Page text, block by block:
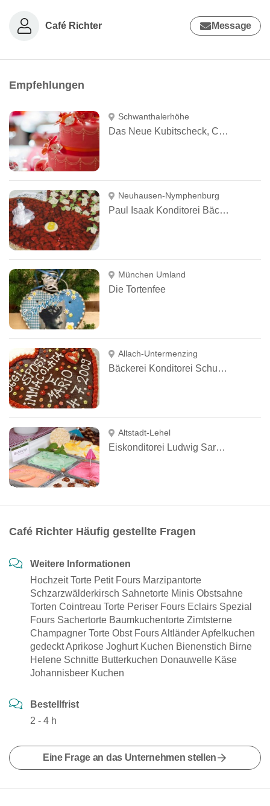
Café Richter Message
Empfehlungen
Schwanthalerhöhe
Das Neue Kubitscheck, Café und Torten
Neuhausen-Nymphenburg
Paul Isaak Konditorei Bäckerei & Cafe
München Umland
Die Tortenfee
Allach-Untermenzing
Bäckerei Konditorei Schuhmair
Altstadt-Lehel
Eiskonditorei Ludwig Sarcletti
Café Richter Häufig gestellte Fragen
Weitere Informationen
Hochzeit Torte Petit Fours Marzipantorte
Schzarzwälderkirsch Sahnetorte Minis Obstsahne
Torten Cointreau Torte Periser Fours Eclairs Spezial
Fours Sachertorte Baumkuchentorte Zimtsterne
Champagner Torte Obst Fours Altländer Apfelkuchen
gedeckt Aprikose Joghurt Kuchen Bienenstich Birne
Helene Schnitte Butterkuchen Donauwelle Käse
Johannisbeer Kuchen
Bestellfrist
2 - 4 h
Eine Frage an das Unternehmen stellen